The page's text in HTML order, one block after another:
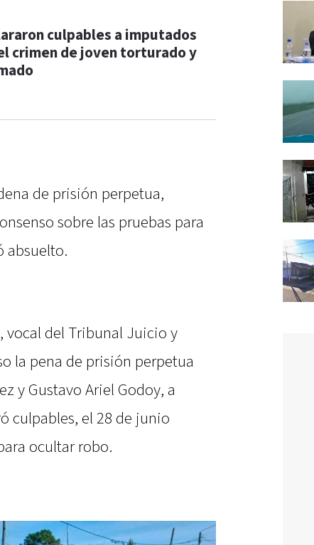
culpables a imputados
crimen de joven torturado y
de prisión perpetua,
sobre las pruebas para
absuelto.
vocal del Tribunal Juicio y
la pena de prisión perpetua
y Gustavo Ariel Godoy, a
culpables, el 28 de junio
ocultar robo.